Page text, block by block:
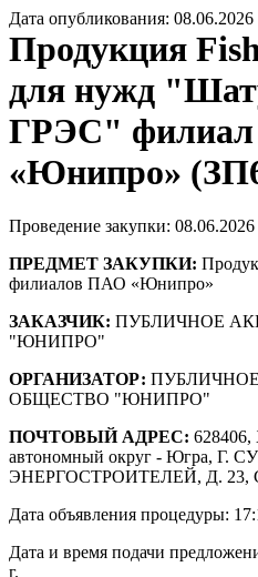
Дата опубликования: 08.06.2026
Продукция
для нужд
ГРЭС"
«Юнипро»
Проведение закупки:
ПРЕДМЕТ ЗАКУПКИ:
филиалов ПАО «Юнипро»
ЗАКАЗЧИК: ПУБЛИЧНОЕ
"ЮНИПРО"
ОРГАНИЗАТОР:
ОБЩЕСТВО "ЮНИПРО"
ПОЧТОВЫЙ АДРЕС:
автономный округ - Югра, Г.
ЭНЕРГОСТРОИТЕЛЕЙ, Д. 23,
Дата объявления процедуры:
Дата и время подачи
г.